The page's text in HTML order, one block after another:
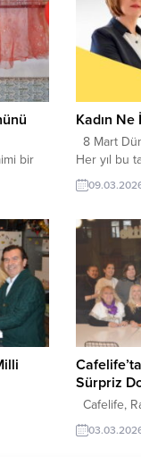
bir
Kadın Ne
8 Mart
Her yıl bu
emekleri ve
büyük,
şeyden
toplumdan
sadece
Sürpriz
Cafelife,
programını
iftar